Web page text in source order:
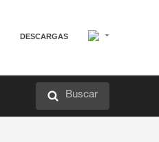
DESCARGAS
Buscar